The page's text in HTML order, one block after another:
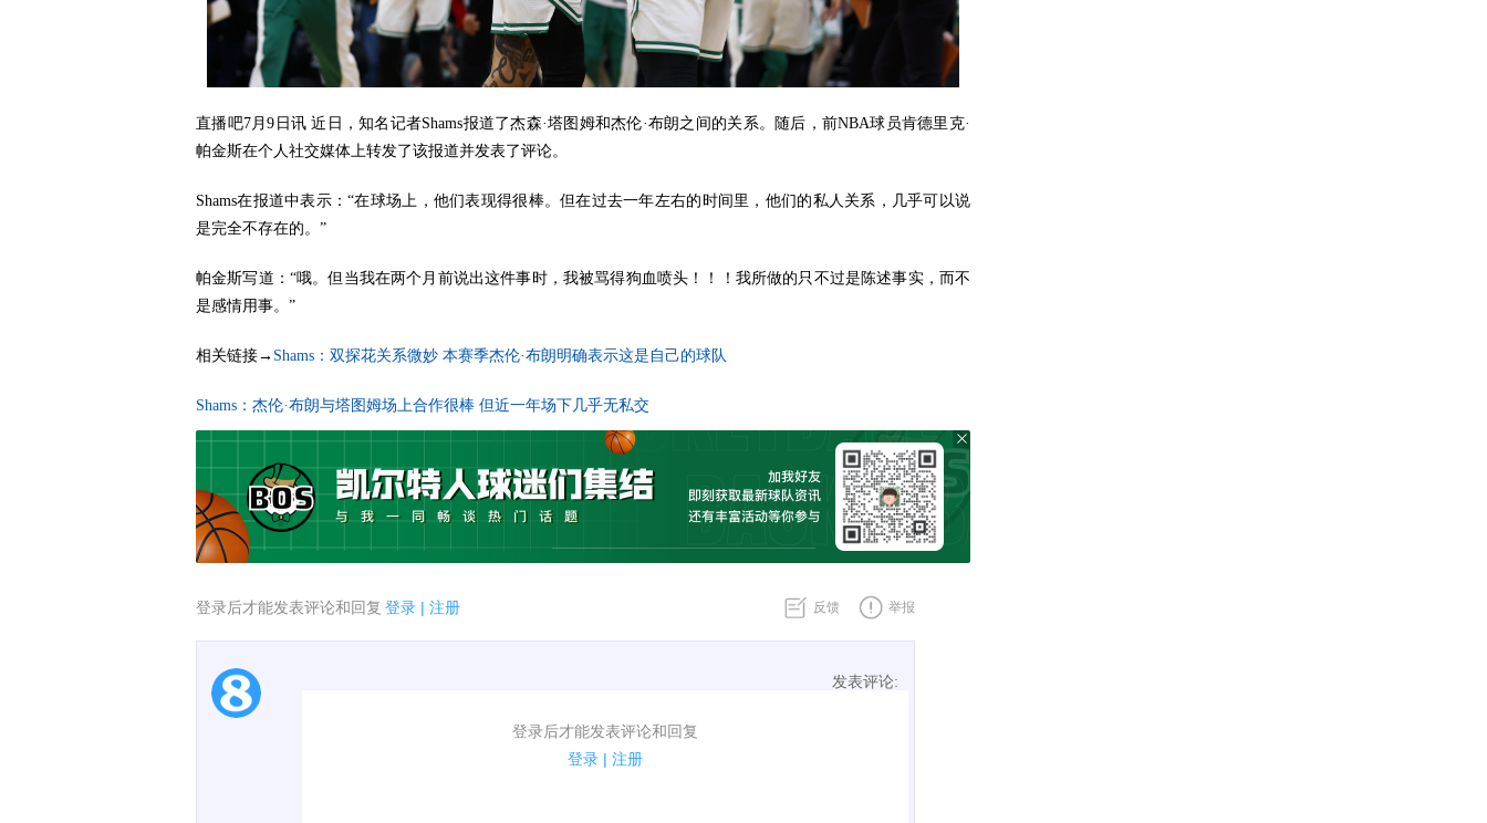
直播吧7月9日讯近日，知名记者Shams报道了杰森·塔图姆和杰伦·布朗之间的关系。随后，前NBA球员肯德里克·
帕金斯在个人社交媒体上转发了该报道并发表了评论。
Shams在报道中表示：“在球场上，他们表现得很棒。但在过去一年左右的时间里，他们的私人关系，几乎可以说
是完全不存在的。”
帕金斯写道：“哦。但当我在两个月前说出这件事时，我被骂得狗血喷头！！！我所做的只不过是陈述事实，而不
是感情用事。”
相关链接→ Shams：双探花关系微妙 本赛季杰伦·布朗明确表示这是自己的球队
Shams：杰伦·布朗与塔图姆场上合作很棒 但近一年场下几乎无私交
登录后才能发表评论和回复 登录 | 注册 反馈 举报
发表评论:
登录后才能发表评论和回复
登录 | 注册
1.电脑端新用户可以发表评论了！